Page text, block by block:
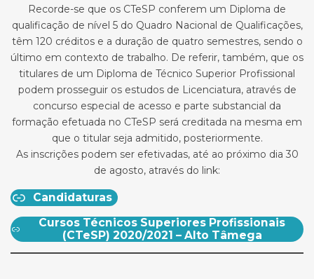
Recorde-se que os CTeSP conferem um Diploma de
qualificação de nível 5 do Quadro Nacional de Qualificações,
têm 120 créditos e a duração de quatro semestres, sendo o
último em contexto de trabalho. De referir, também, que os
titulares de um Diploma de Técnico Superior Profissional
podem prosseguir os estudos de Licenciatura, através de
concurso especial de acesso e parte substancial da
formação efetuada no CTeSP será creditada na mesma em
que o titular seja admitido, posteriormente.
As inscrições podem ser efetivadas, até ao próximo dia 30
de agosto, através do link:
Candidaturas
Cursos Técnicos Superiores Profissionais
(CTeSP) 2020/2021 – Alto Tâmega